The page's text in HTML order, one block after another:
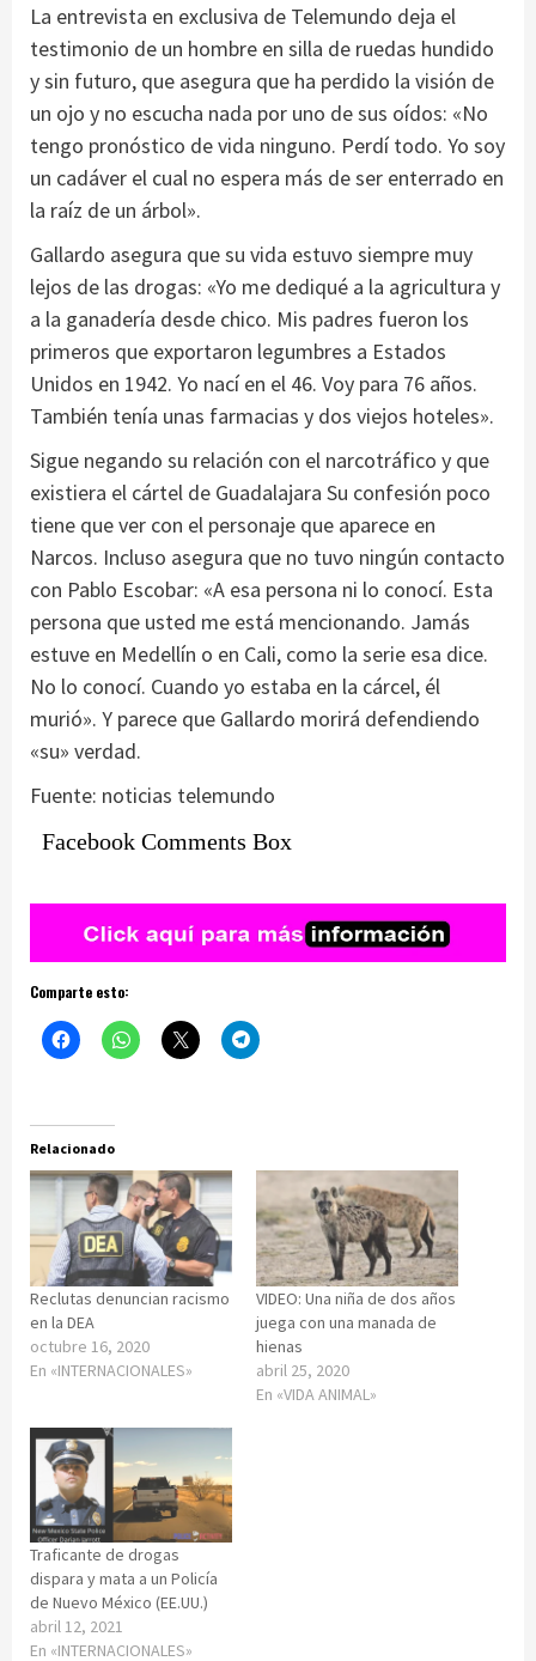
La entrevista en exclusiva de Telemundo deja el
testimonio de un hombre en silla de ruedas hundido
y sin futuro, que asegura que ha perdido la visión de
un ojo y no escucha nada por uno de sus oídos: «No
tengo pronóstico de vida ninguno. Perdí todo. Yo soy
un cadáver el cual no espera más de ser enterrado en
la raíz de un árbol».
Gallardo asegura que su vida estuvo siempre muy
lejos de las drogas: «Yo me dediqué a la agricultura y
a la ganadería desde chico. Mis padres fueron los
primeros que exportaron legumbres a Estados
Unidos en 1942. Yo nací en el 46. Voy para 76 años.
También tenía unas farmacias y dos viejos hoteles».
Sigue negando su relación con el narcotráfico y que
existiera el cártel de Guadalajara Su confesión poco
tiene que ver con el personaje que aparece en
Narcos. Incluso asegura que no tuvo ningún contacto
con Pablo Escobar: «A esa persona ni lo conocí. Esta
persona que usted me está mencionando. Jamás
estuve en Medellín o en Cali, como la serie esa dice.
No lo conocí. Cuando yo estaba en la cárcel, él
murió». Y parece que Gallardo morirá defendiendo
«su» verdad.
Fuente: noticias telemundo
Facebook Comments Box
Comparte esto:
Relacionado
Reclutas denuncian racismo
en la DEA
octubre 16, 2020
En «INTERNACIONALES»
VIDEO: Una niña de dos años
juega con una manada de
hienas
abril 25, 2020
En «VIDA ANIMAL»
Traficante de drogas
dispara y mata a un Policía
de Nuevo México (EE.UU.)
abril 12, 2021
En «INTERNACIONALES»